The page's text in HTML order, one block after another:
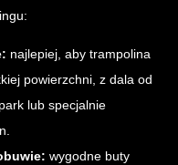
najlepiej, aby trampolina
powierzchni, z dala od
lub specjalnie
wygodne buty